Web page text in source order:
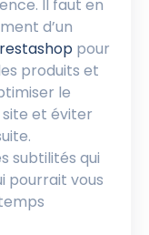
Il faut en
d’un
pour
produits et
le
et éviter
subtilités qui
pourrait vous